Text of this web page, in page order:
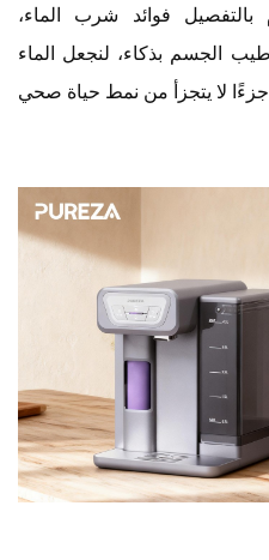
بالتفصيل فوائد شرب الماء،
الجسم بذكاء، لنجعل الماء